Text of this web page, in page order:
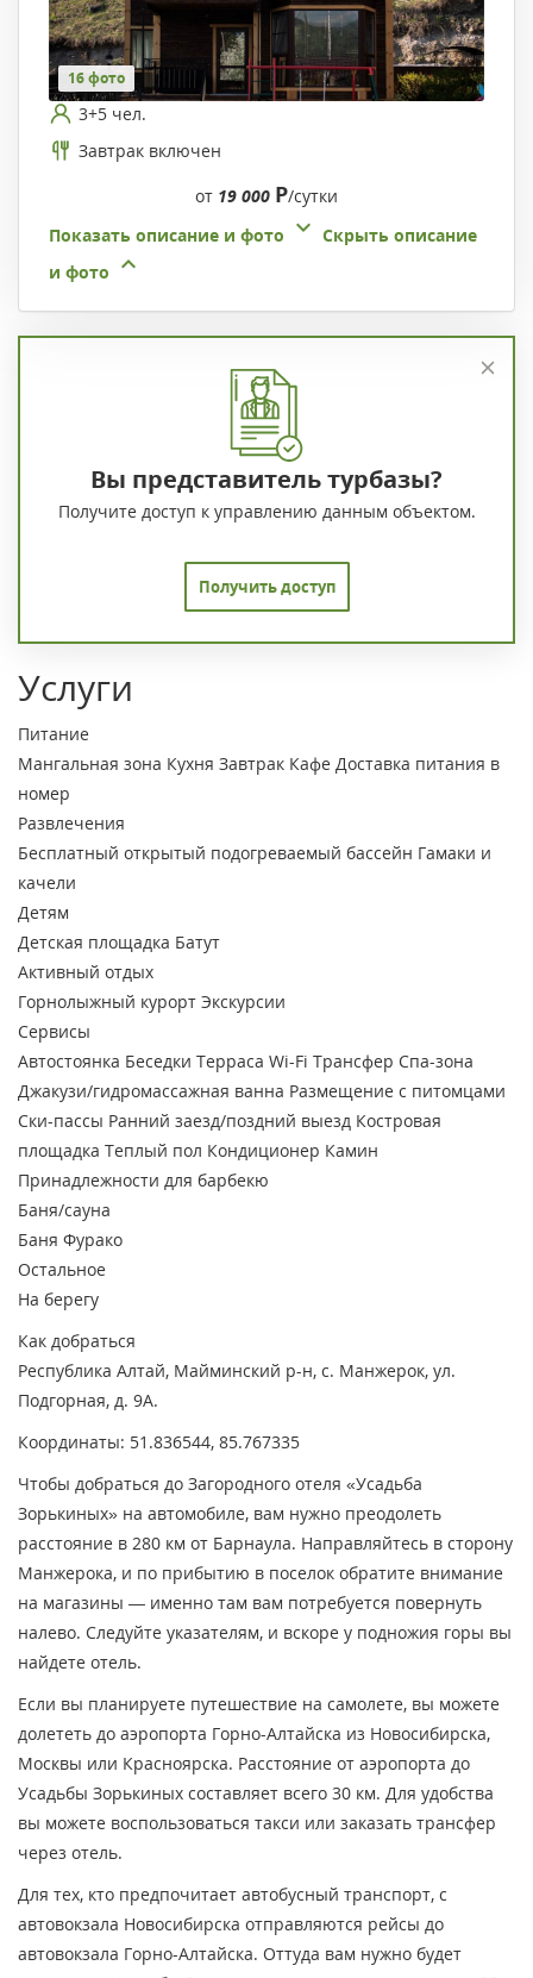
16 фото
3+5 чел.
Завтрак включен
от 19 000 Р/сутки
Показать описание и фото
Скрыть описание
и фото
Вы представитель турбазы?
Получите доступ к управлению данным объектом.
Получить доступ
Услуги
Питание
Мангальная зона Кухня Завтрак Кафе Доставка питания в
номер
Развлечения
Бесплатный открытый подогреваемый бассейн Гамаки и
качели
Детям
Детская площадка Батут
Активный отдых
Горнолыжный курорт Экскурсии
Сервисы
Автостоянка Беседки Терраса Wi-Fi Трансфер Спа-зона
Джакузи/гидромассажная ванна Размещение с питомцами
Ски-пассы Ранний заезд/поздний выезд Костровая
площадка Теплый пол Кондиционер Камин
Принадлежности для барбекю
Баня/сауна
Баня Фурако
Остальное
На берегу
Как добраться
Республика Алтай, Майминский р-н, с. Манжерок, ул.
Подгорная, д. 9А.
Координаты: 51.836544, 85.767335
Чтобы добраться до Загородного отеля «Усадьба
Зорькиных» на автомобиле, вам нужно преодолеть
расстояние в 280 км от Барнаула. Направляйтесь в сторону
Манжерока, и по прибытию в поселок обратите внимание
на магазины — именно там вам потребуется повернуть
налево. Следуйте указателям, и вскоре у подножия горы вы
найдете отель.
Если вы планируете путешествие на самолете, вы можете
долететь до аэропорта Горно-Алтайска из Новосибирска,
Москвы или Красноярска. Расстояние от аэропорта до
Усадьбы Зорькиных составляет всего 30 км. Для удобства
вы можете воспользоваться такси или заказать трансфер
через отель.
Для тех, кто предпочитает автобусный транспорт, с
автовокзала Новосибирска отправляются рейсы до
автовокзала Горно-Алтайска. Оттуда вам нужно будет